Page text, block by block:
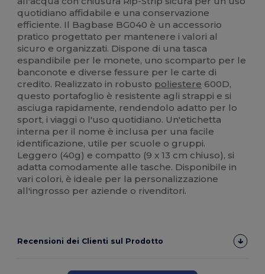
quotidiano affidabile e una conservazione
efficiente. Il Bagbase BG040 è un accessorio
pratico progettato per mantenere i valori al
sicuro e organizzati. Dispone di una tasca
espandibile per le monete, uno scomparto per le
banconote e diverse fessure per le carte di
credito. Realizzato in robusto poliestere 600D,
questo portafoglio è resistente agli strappi e si
asciuga rapidamente, rendendolo adatto per lo
sport, i viaggi o l'uso quotidiano. Un'etichetta
interna per il nome è inclusa per una facile
identificazione, utile per scuole o gruppi.
Leggero (40g) e compatto (9 x 13 cm chiuso), si
adatta comodamente alle tasche. Disponibile in
vari colori, è ideale per la personalizzazione
all'ingrosso per aziende o rivenditori.
Recensioni dei Clienti sul Prodotto